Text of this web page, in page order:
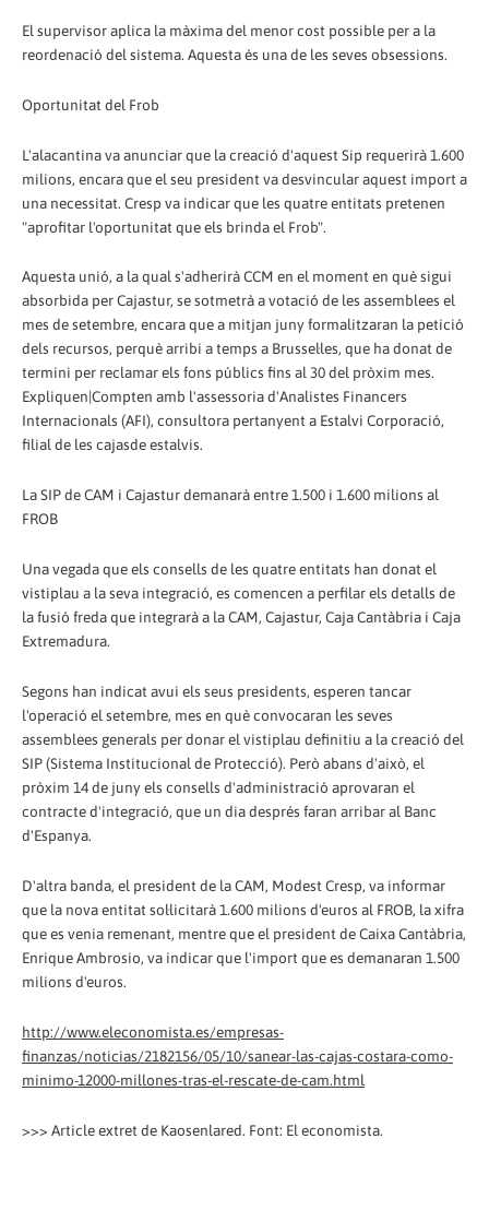
El supervisor aplica la màxima del menor cost possible per a la
reordenació del sistema. Aquesta és una de les seves obsessions.
Oportunitat del Frob
L'alacantina va anunciar que la creació d'aquest Sip requerirà 1.600
milions, encara que el seu president va desvincular aquest import a
una necessitat. Cresp va indicar que les quatre entitats pretenen
"aprofitar l'oportunitat que els brinda el Frob".
Aquesta unió, a la qual s'adherirà CCM en el moment en què sigui
absorbida per Cajastur, se sotmetrà a votació de les assemblees el
mes de setembre, encara que a mitjan juny formalitzaran la petició
dels recursos, perquè arribi a temps a Brussel·les, que ha donat de
termini per reclamar els fons públics fins al 30 del pròxim mes.
Expliquen|Compten amb l'assessoria d'Analistes Financers
Internacionals (AFI), consultora pertanyent a Estalvi Corporació,
filial de les cajasde estalvis.
La SIP de CAM i Cajastur demanarà entre 1.500 i 1.600 milions al
FROB
Una vegada que els consells de les quatre entitats han donat el
vistiplau a la seva integració, es comencen a perfilar els detalls de
la fusió freda que integrarà a la CAM, Cajastur, Caja Cantàbria i Caja
Extremadura.
Segons han indicat avui els seus presidents, esperen tancar
l'operació el setembre, mes en què convocaran les seves
assemblees generals per donar el vistiplau definitiu a la creació del
SIP (Sistema Institucional de Protecció). Però abans d'això, el
pròxim 14 de juny els consells d'administració aprovaran el
contracte d'integració, que un dia després faran arribar al Banc
d'Espanya.
D'altra banda, el president de la CAM, Modest Cresp, va informar
que la nova entitat sol·licitarà 1.600 milions d'euros al FROB, la xifra
que es venia remenant, mentre que el president de Caixa Cantàbria,
Enrique Ambrosio, va indicar que l'import que es demanaran 1.500
milions d'euros.
http://www.eleconomista.es/empresas-
finanzas/noticias/2182156/05/10/sanear-las-cajas-costara-como-
minimo-12000-millones-tras-el-rescate-de-cam.html
>>> Article extret de Kaosenlared. Font: El economista.